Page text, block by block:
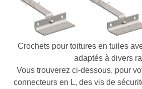
Crochets pour toitures en tuiles
adaptés à divers
Vous trouverez ci-dessous, pour
connecteurs en L, des vis de